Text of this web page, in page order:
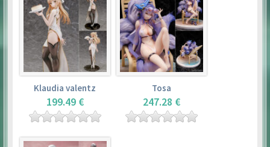
Klaudia valentz
199.49 €
Tosa
247.28 €